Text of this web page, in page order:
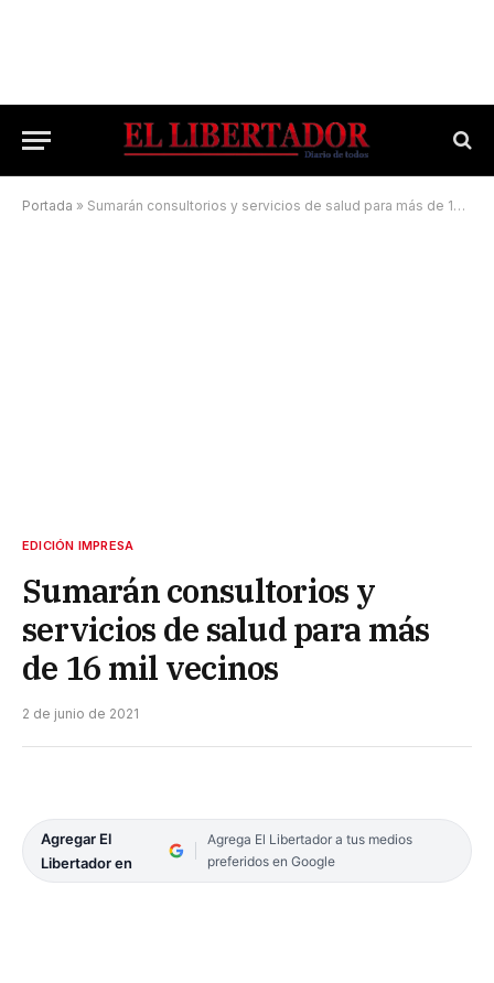
Portada » Sumarán consultorios y servicios de salud para más de 16 mil vecinos
EDICIÓN IMPRESA
Sumarán consultorios y
servicios de salud para más
de 16 mil vecinos
2 de junio de 2021
Agregar El
Libertador en
Agrega El Libertador a tus medios
preferidos en Google